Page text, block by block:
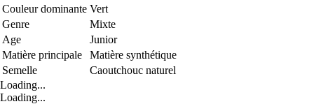
Couleur dominante Vert
Genre
Mixte
Age
Junior
Matière principale
Matière synthétique
Semelle
Caoutchouc naturel
Loading...
Loading...